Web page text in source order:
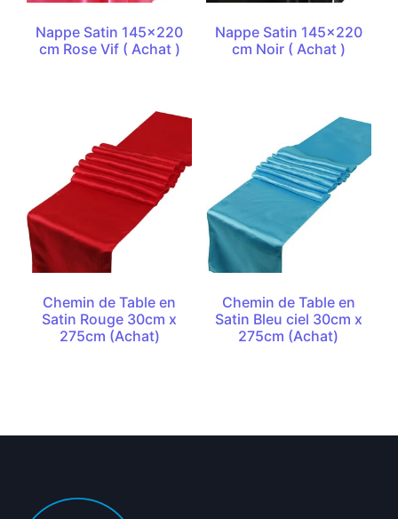
Nappe Satin 145×220
cm Rose Vif ( Achat )
Nappe Satin 145×220
cm Noir ( Achat )
Chemin de Table en
Satin Rouge 30cm x
275cm (Achat)
Chemin de Table en
Satin Bleu ciel 30cm x
275cm (Achat)